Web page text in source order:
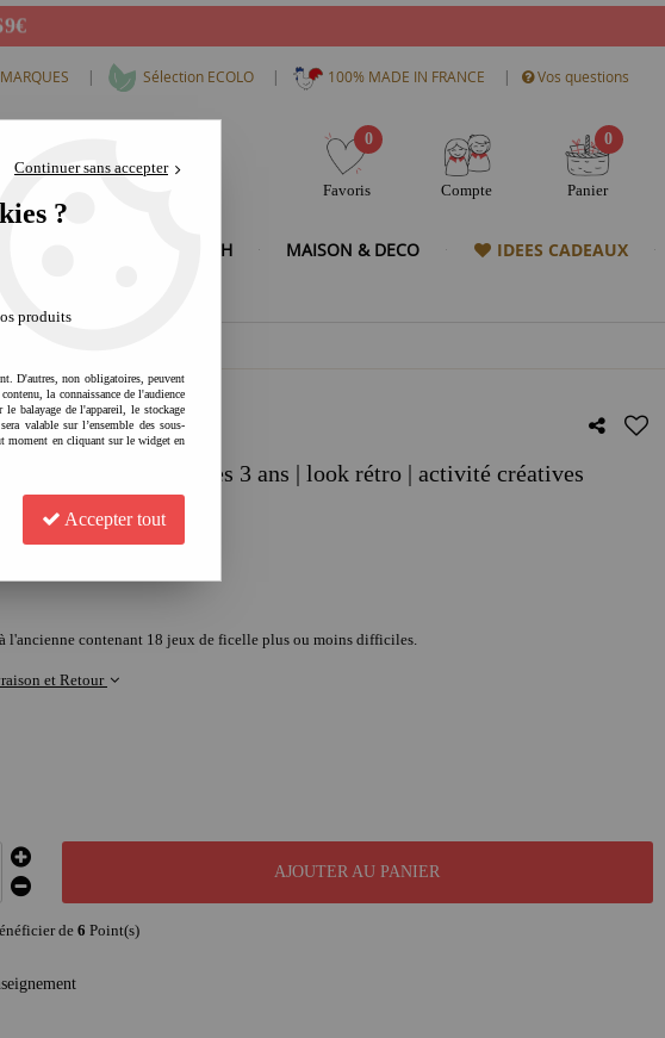
MARQUES | Sélection ECOLO | 100% MADE IN FRANCE | Vos questions
0
Favoris Compte
0
Panier
MODE & HIGH TECH MAISON & DECO IDEES CADEAUX
18 jeux de ficelle | dès 3 ans | look rétro | activité créatives
l'ancienne contenant 18 jeux de ficelle plus ou moins difficiles.
et Retour
AJOUTER AU PANIER
de6 Point(s)
Continuer sans accepter
?
produits
D'autres, non obligatoires, peuvent
la connaissance de l'audience
balayage de l'appareil, le stockage
valable sur l’ensemble des sous-
moment en cliquant sur le widget en
Accepter tout